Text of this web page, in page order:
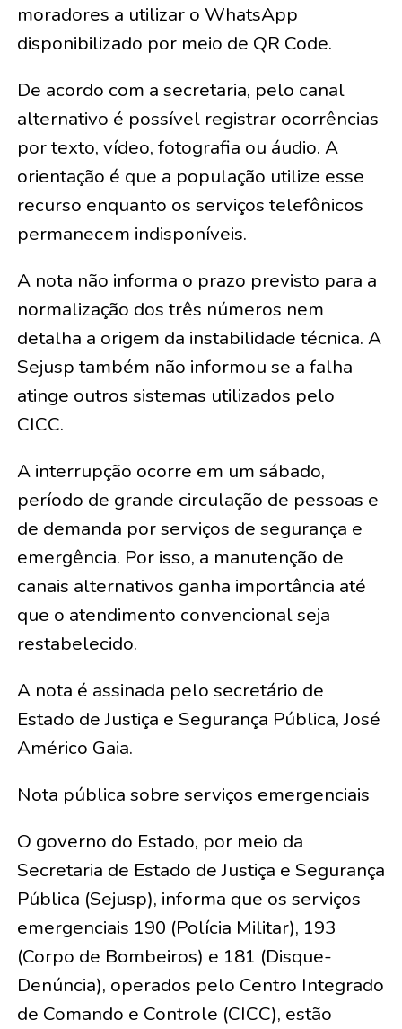
moradores a utilizar o WhatsApp
disponibilizado por meio de QR Code.
De acordo com a secretaria, pelo canal
alternativo é possível registrar ocorrências
por texto, vídeo, fotografia ou áudio. A
orientação é que a população utilize esse
recurso enquanto os serviços telefônicos
permanecem indisponíveis.
A nota não informa o prazo previsto para a
normalização dos três números nem
detalha a origem da instabilidade técnica. A
Sejusp também não informou se a falha
atinge outros sistemas utilizados pelo
CICC.
A interrupção ocorre em um sábado,
período de grande circulação de pessoas e
de demanda por serviços de segurança e
emergência. Por isso, a manutenção de
canais alternativos ganha importância até
que o atendimento convencional seja
restabelecido.
A nota é assinada pelo secretário de
Estado de Justiça e Segurança Pública, José
Américo Gaia.
Nota pública sobre serviços emergenciais
O governo do Estado, por meio da
Secretaria de Estado de Justiça e Segurança
Pública (Sejusp), informa que os serviços
emergenciais 190 (Polícia Militar), 193
(Corpo de Bombeiros) e 181 (Disque-
Denúncia), operados pelo Centro Integrado
de Comando e Controle (CICC), estão